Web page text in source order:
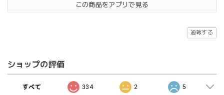
この商品をアプリで見る
通報する
ショップの評価
すべて 334 2 5